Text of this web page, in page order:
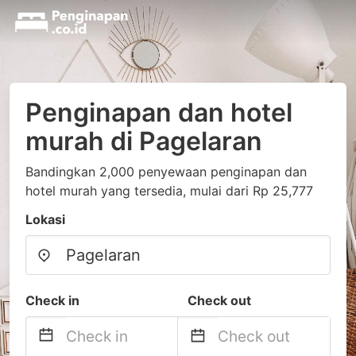
Penginapan dan hotel
murah di Pagelaran
Bandingkan 2,000 penyewaan penginapan dan
hotel murah yang tersedia, mulai dari Rp 25,777
Lokasi
Check in Check out